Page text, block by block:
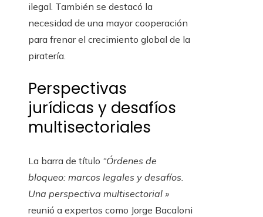
ilegal. También se destacó la
necesidad de una mayor cooperación
para frenar el crecimiento global de la
piratería.
Perspectivas
jurídicas y desafíos
multisectoriales
La barra de título “Órdenes de
bloqueo: marcos legales y desafíos.
Una perspectiva multisectorial »
reunió a expertos como Jorge Bacaloni